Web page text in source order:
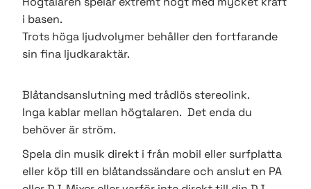
i basen.
Trots höga ljudvolymer behåller den fortfarande
sin fina ljudkaraktär.
Blåtandsanslutning med trådlös stereolink.
Inga kablar mellan högtalaren. Det enda du
behöver är ström.
Spela din musik direkt i från mobil eller surfplatta
eller köp till en blåtandssändare och anslut en PA